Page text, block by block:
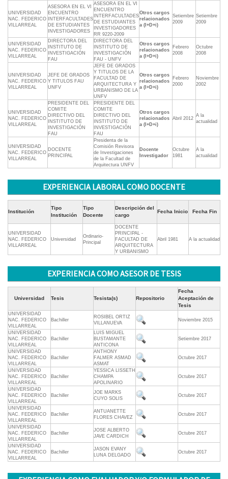
UNIVERSIDAD
NAC. FEDERICO
VILLARREAL
ASESORA EN EL VI
ENCUENTRO
INTERFACULTADES
DE ESTUDIANTES
INVESTIGADORES
ASESORA EN EL VI
ENCUENTRO
INTERFACULTADES
DE ESTUDIANTES
INVESTIGADORES
RR 9220-2009
Otros cargos
relacionados
a (I+D+i)
Setiembre
2009
Setiembre
2009
UNIVERSIDAD
NAC. FEDERICO
VILLARREAL
DIRECTORA DEL
INSTITUTO DE
INVESTIGACIÓN
FAU
DIRECTORA DEL
INSTITUTO DE
INVESTIGACIÓN
FAU - UNFV
Otros cargos
relacionados
a (I+D+i)
Febrero
2008
Octubre
2008
UNIVERSIDAD
NAC. FEDERICO
VILLARREAL
JEFE DE GRADOS
Y TITULOS FAU
UNFV
JEFE DE GRADOS
Y TITULOS DE LA
FACULTAD DE
ARQUITECTURA Y
URBANISMO DE LA
UNFV
Otros cargos
relacionados
a (I+D+i)
Febrero
2000
Noviembre
2002
UNIVERSIDAD
NAC. FEDERICO
VILLARREAL
PRESIDENTE DEL
COMITE
DIRECTIVO DEL
INSTITUTO DE
INVESTIGACIÓN
FAU
PRESIDENTE DEL
COMITE
DIRECTIVO DEL
INSTITUTO DE
INVESTIGACIÓN
FAU
Otros cargos
relacionados
a (I+D+i)
Abril 2012
A la
actualidad
UNIVERSIDAD
NAC. FEDERICO
VILLARREAL
DOCENTE
PRINCIPAL
Presidenta de la
Comisión Revisora
de Investigaciones
de la Facultad de
Arquitectura UNFV
Docente
Investigador
Octubre
1981
A la
actualidad
EXPERIENCIA LABORAL COMO DOCENTE
Institución
Tipo
Institución
Tipo
Docente
Descripción del
cargo
Fecha Inicio Fecha Fin
UNIVERSIDAD
NAC. FEDERICO
VILLARREAL
Universidad
Ordinario-
Principal
DOCENTE
PRINCIPAL -
FACULTAD DE
ARQUITECTURA
Y URBANISMO
Abril 1981 A la actualidad
EXPERIENCIA COMO ASESOR DE TESIS
Universidad Tesis Tesista(s) Repositorio
Fecha
Aceptación de
Tesis
UNIVERSIDAD
NAC. FEDERICO
VILLARREAL
Bachiller
ROSIBEL ORTIZ
VILLANUEVA
Noviembre 2015
UNIVERSIDAD
NAC. FEDERICO
VILLARREAL
Bachiller
LUIS MIGUEL
BUSTAMANTE
ANTICONA
Setiembre 2017
UNIVERSIDAD
NAC. FEDERICO
VILLARREAL
Bachiller
ANTHONY
FALMER ASMAD
ASMAT
Octubre 2017
UNIVERSIDAD
NAC. FEDERICO
VILLARREAL
Bachiller
YESSICA LISSETH
CHAMPA
APOLINARIO
Octubre 2017
UNIVERSIDAD
NAC. FEDERICO
VILLARREAL
Bachiller
JOE MARKS
CUYO SOLIS
Octubre 2017
UNIVERSIDAD
NAC. FEDERICO
VILLARREAL
Bachiller
ANTUANETTE
FLORES CHAVEZ
Octubre 2017
UNIVERSIDAD
NAC. FEDERICO
VILLARREAL
Bachiller
JOSE ALBERTO
JAVE CARDICH
Octubre 2017
UNIVERSIDAD
NAC. FEDERICO
VILLARREAL
Bachiller
JASON EVANY
LUNA DELGADO
Octubre 2017